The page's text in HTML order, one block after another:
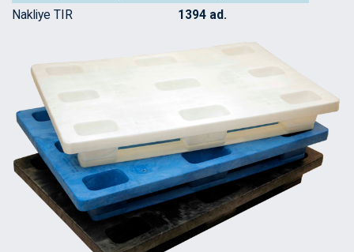
Nakliye TIR
1394 ad.